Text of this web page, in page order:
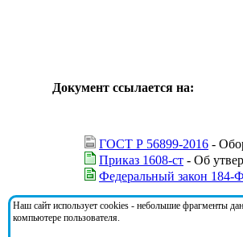
Документ ссылается на:
ГОСТ Р 56899-2016 -
Приказ 1608-ст - Об
Федеральный закон 184-
На документ ссылаются:
Наш сайт использует cookies - небольшие фрагменты
компьютере пользователя.